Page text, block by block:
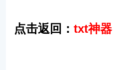
点击返回： txt神器